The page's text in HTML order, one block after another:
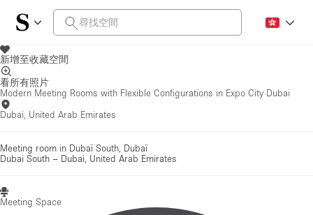
新增至收藏空間
看所有照片
Modern Meeting Rooms with Flexible Configurations in Expo City Dubai
Dubai, United Arab Emirates
Meeting room in Dubaï South, Dubaï
Dubai South – Dubai, United Arab Emirates
Meeting Space